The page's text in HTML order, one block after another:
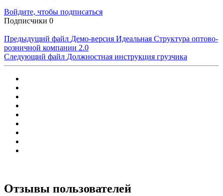
Войдите, чтобы подписаться
Подписчики 0
Предыдущий файл Демо-версия Идеальная Структура оптово-
розничной компании 2.0
Следующий файл Должностная инструкция грузчика
Отзывы пользователей